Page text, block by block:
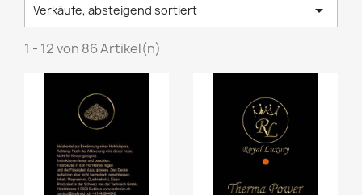
Verkäufe, absteigend sortiert 
1 - 12 von 86 Artikel(n)